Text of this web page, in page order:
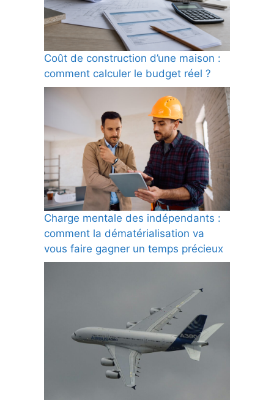
Coût de construction d’une maison :
comment calculer le budget réel ?
Charge mentale des indépendants :
comment la dématérialisation va
vous faire gagner un temps précieux